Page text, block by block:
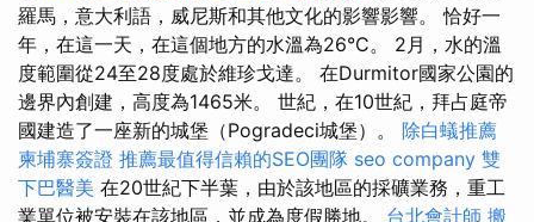
羅馬，意大利語，威尼斯和其他文化的影響影響。 恰好一
年，在這一天，在這個地方的水溫為26°C。 2月，水的溫
度範圍從24至28度處於維珍戈達。 在Durmitor國家公園的
邊界內創建，高度為1465米。 世紀，在10世紀，拜占庭帝
國建造了一座新的城堡（Pogradeci城堡）。 除白蟻推薦
柬埔寨簽證 推薦最值得信賴的SEO團隊 seo company 雙
下巴醫美 在20世紀下半葉，由於該地區的採礦業務，重工
業單位被安裝在該地區，並成為度假勝地。 台北會計師 搬